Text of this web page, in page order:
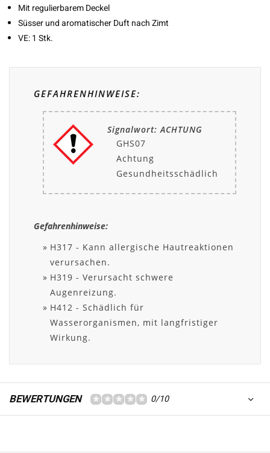
Mit regulierbarem Deckel
Süsser und aromatischer Duft nach Zimt
VE: 1 Stk.
GEFAHRENHINWEISE:
Signalwort: ACHTUNG
GHS07
Achtung
Gesundheitsschädlich
Gefahrenhinweise:
H317 - Kann allergische Hautreaktionen
verursachen.
H319 - Verursacht schwere
Augenreizung.
H412 - Schädlich für
Wasserorganismen, mit langfristiger
Wirkung.
BEWERTUNGEN 0/10